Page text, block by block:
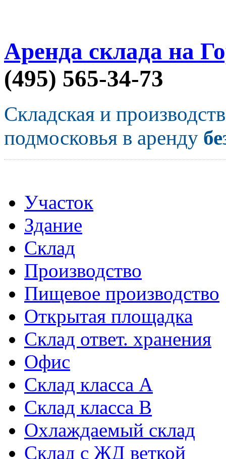
Аренда склада на
(495) 565-34-73
Складская и
подмосковья в аренду
Участок
Здание
Склад
Производство
Пищевое производство
Открытая площадка
Склад ответ. хранения
Офис
Склад класса A
Склад класса B
Охлаждаемый склад
Склад с ЖД веткой